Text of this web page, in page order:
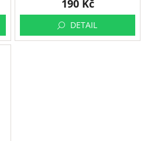
190 Kč
DETAIL